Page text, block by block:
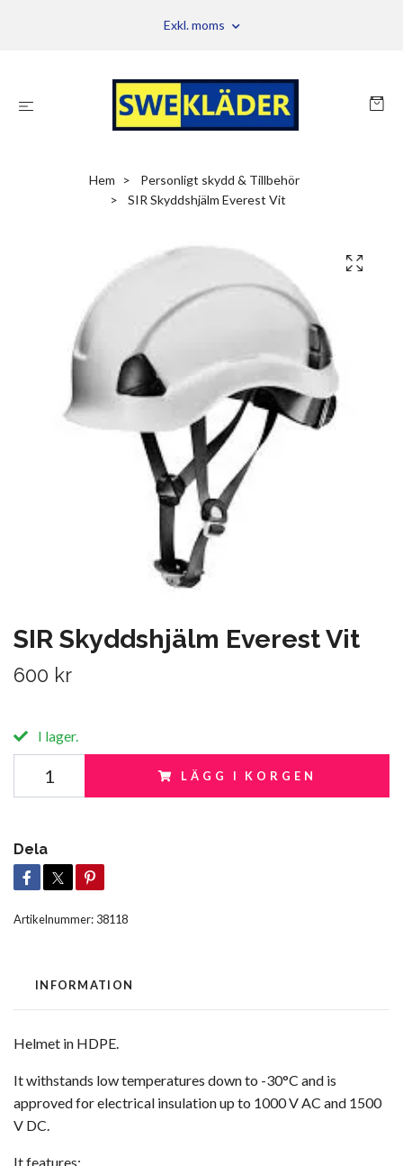
Exkl. moms
Hem
Personligt skydd & Tillbehör
SIR Skyddshjälm Everest Vit
SIR Skyddshjälm Everest Vit
600 kr
I lager.
LÄGG I KORGEN
Dela
Artikelnummer: 38118
INFORMATION
Helmet in HDPE.
It withstands low temperatures down to -30°C and is
approved for electrical insulation up to 1000 V AC and 1500
V DC.
It features: